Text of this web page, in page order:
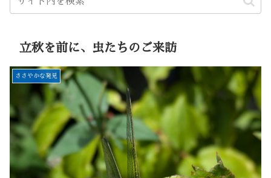
立秋を前に、虫たちのご来訪
ささやかな発見